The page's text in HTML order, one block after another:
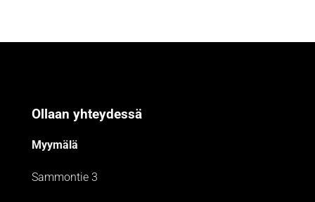
Ollaan yhteydessä
Myymälä
Sammontie 3